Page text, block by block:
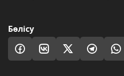
Бөлісу